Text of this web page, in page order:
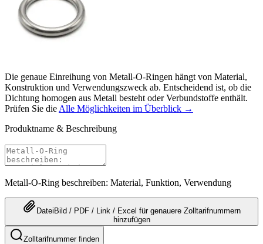
Die genaue Einreihung von Metall-O-Ringen hängt von Material,
Konstruktion und Verwendungszweck ab. Entscheidend ist, ob die
Dichtung homogen aus Metall besteht oder Verbundstoffe enthält.
Prüfen Sie die Alle Möglichkeiten im Überblick →
Produktname & Beschreibung
Metall-O-Ring beschreiben: Material, Funktion, Verwendung
Datei Bild / PDF / Link / Excel für genauere Zolltarifnummern
hinzufügen
Zolltarifnummer finden